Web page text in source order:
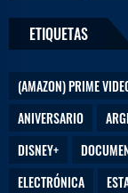
ETIQUETAS
(AMAZON) PRIME
ANIVERSARIO
DISNEY+
ELECTRÓNICA